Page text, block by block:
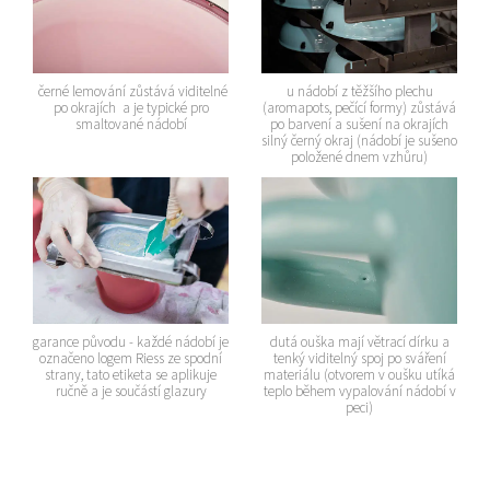
černé lemování zůstává viditelné
po okrajích a je typické pro
smaltované nádobí
u nádobí z těžšího plechu
(aromapots, pečící formy) zůstává
po barvení a sušení na okrajích
silný černý okraj (nádobí je sušeno
položené dnem vzhůru)
garance původu - každé nádobí je
označeno logem Riess ze spodní
strany, tato etiketa se aplikuje
ručně a je součástí glazury
dutá ouška mají větrací dírku a
tenký viditelný spoj po sváření
materiálu (otvorem v oušku utíká
teplo během vypalování nádobí v
peci)